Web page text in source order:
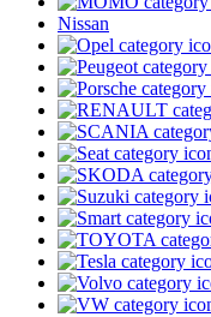
Nissan